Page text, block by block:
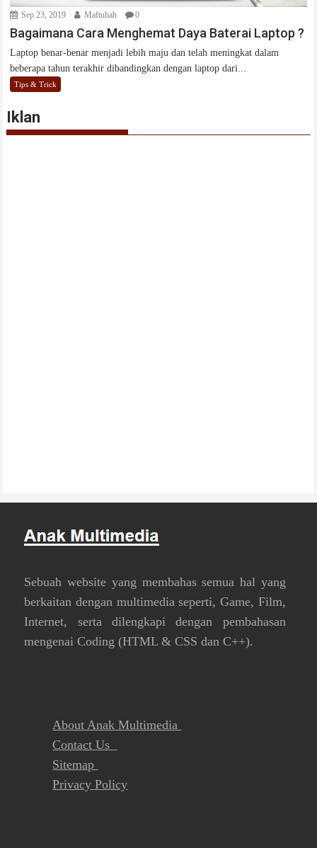
Sep 23, 2019 Maftuhah 0
Bagaimana Cara Menghemat Daya Baterai Laptop ?
Laptop benar-benar menjadi lebih maju dan telah meningkat dalam
beberapa tahun terakhir dibandingkan dengan laptop dari...
Tips & Trick
Iklan
Sebuah website yang membahas semua hal yang
berkaitan dengan multimedia seperti, Game, Film,
Internet, serta dilengkapi dengan pembahasan
mengenai Coding (HTML & CSS dan C++).
About Anak Multimedia
Contact Us
Sitemap
Privacy Policy